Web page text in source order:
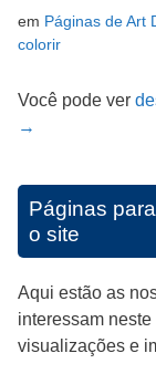
em Páginas de Art
colorir
Você pode ver
→
Páginas
o site
Aqui estão as
interessam
visualizações e